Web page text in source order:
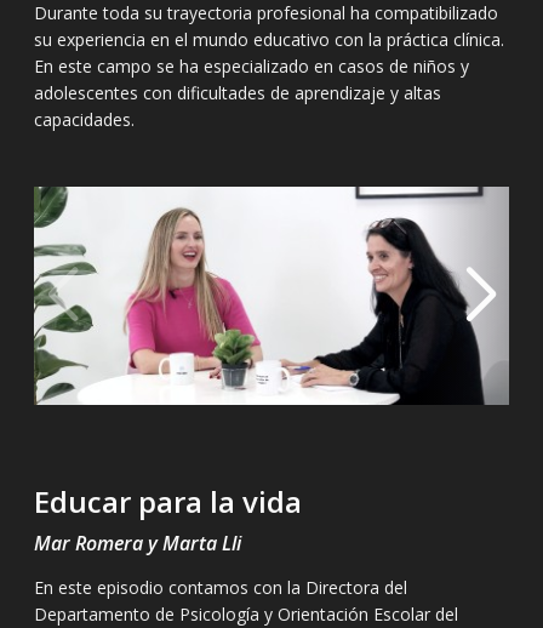
Durante toda su trayectoria profesional ha compatibilizado
su experiencia en el mundo educativo con la práctica clínica.
En este campo se ha especializado en casos de niños y
adolescentes con dificultades de aprendizaje y altas
capacidades.
Educar para la vida
Mar Romera y Marta Lli
En este episodio contamos con la Directora del
Departamento de Psicología y Orientación Escolar del